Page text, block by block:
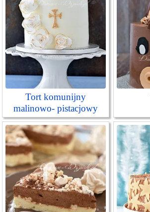
Tort komunijny
malinowo- pistacjowy